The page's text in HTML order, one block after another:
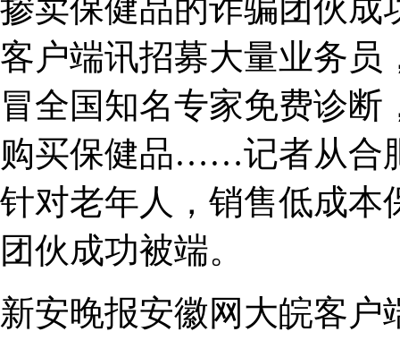
掺卖保健品的诈骗团伙成
客户端讯招募大量业务员
冒全国知名专家免费诊
购买保健品……记者从合
针对老年人，销售低成本
团伙成功被端。
新安晚报安徽网大皖客